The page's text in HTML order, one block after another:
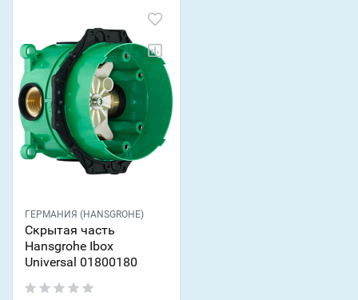
ГЕРМАНИЯ (HANSGROHE)
Скрытая часть
Hansgrohe Ibox
Universal 01800180